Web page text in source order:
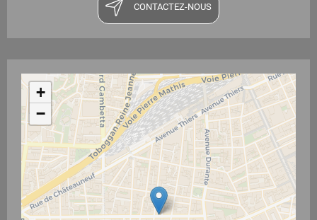
CONTACTEZ-NOUS
+
−